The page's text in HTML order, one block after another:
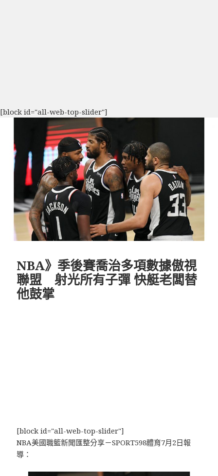
[block id="all-web-top-slider"]
NBA》季後賽喬治多項數據傲視
聯盟 射光所有子彈 快艇老闆替
他鼓掌
[block id="all-web-top-slider"]
NBA美國職籃新聞匯整分享－SPORT598體育7月2日報
導：